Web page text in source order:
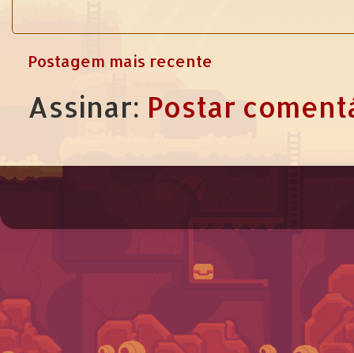
Postagem mais recente
Assinar: Postar